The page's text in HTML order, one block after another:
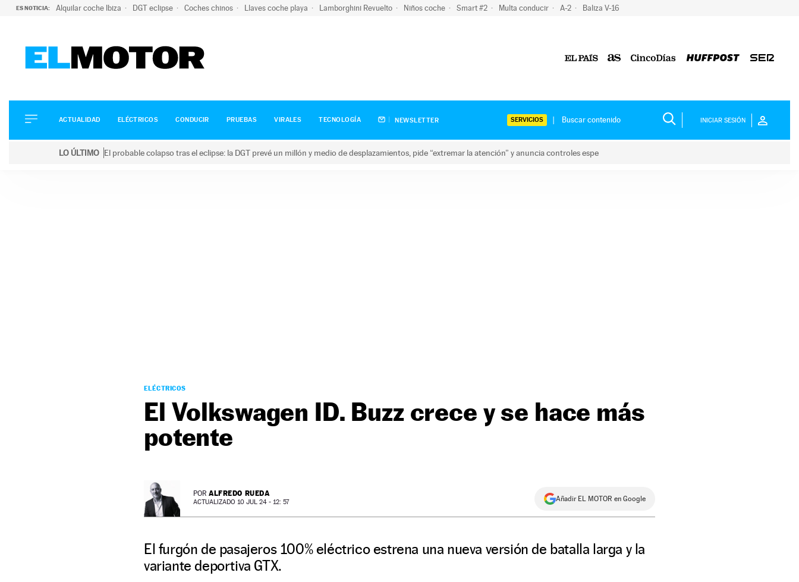
ES NOTICIA: Alquilar coche Ibiza DGT eclipse Coches chinos Llaves coche playa Lamborghini Revuelto Niños coche Smart #2 Multa conducir A-2 Baliza V-16
ELÉCTRICOS
CONDUCIR
ACTUALIDAD ELÉCTRICOS CONDUCIR PRUEBAS VIRALES TECNOLOGÍA NEWSLETTER SERVICIOS INICIAR SESIÓN
LO ÚLTIMO El probable colapso tras el eclipse: la DGT prevé un millón y medio de desplazamientos, pide “extremar la atención” y anuncia controles espe
ELÉCTRICOS
El Volkswagen ID. Buzz crece y se hace más
potente
POR ALFREDO RUEDA
ACTUALIZADO 10 JUL 24 - 12: 57 Añadir EL MOTOR en Google
El furgón de pasajeros 100% eléctrico estrena una nueva versión de batalla larga y la
variante deportiva GTX.